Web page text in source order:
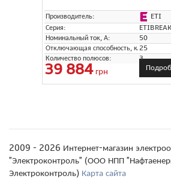
Производитель:
ETI
Серия:
Номинальный ток, А:
50
Отключающая способность, кА:25
Количество полюсов:
3
39 884грн
2009 - 2026 Интернет-магазин
"Электроконтроль" (ООО НПП
Электроконтроль) Карта сайта